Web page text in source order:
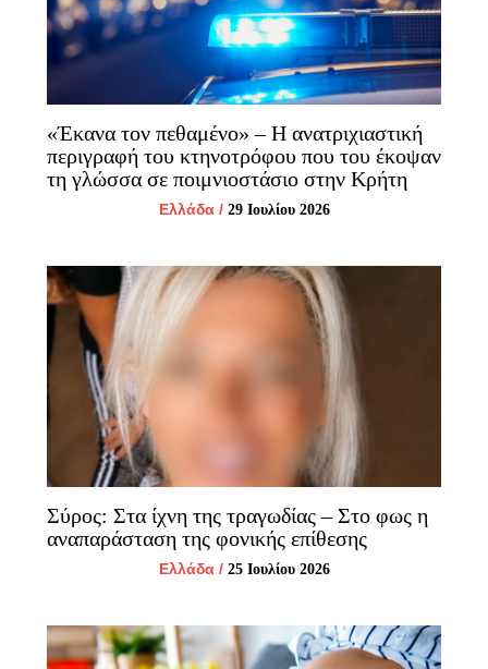
«Έκανα τον πεθαμένο» – Η ανατριχιαστική
περιγραφή του κτηνοτρόφου που του έκοψαν
τη γλώσσα σε ποιμνιοστάσιο στην Κρήτη
Ελλάδα/ 29 Ιουλίου 2026
Σύρος: Στα ίχνη της τραγωδίας – Στο φως η
αναπαράσταση της φονικής επίθεσης
Ελλάδα/ 25 Ιουλίου 2026